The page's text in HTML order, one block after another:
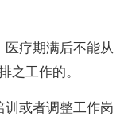
医疗期满后不能从
之工作的。
训或者调整工作岗